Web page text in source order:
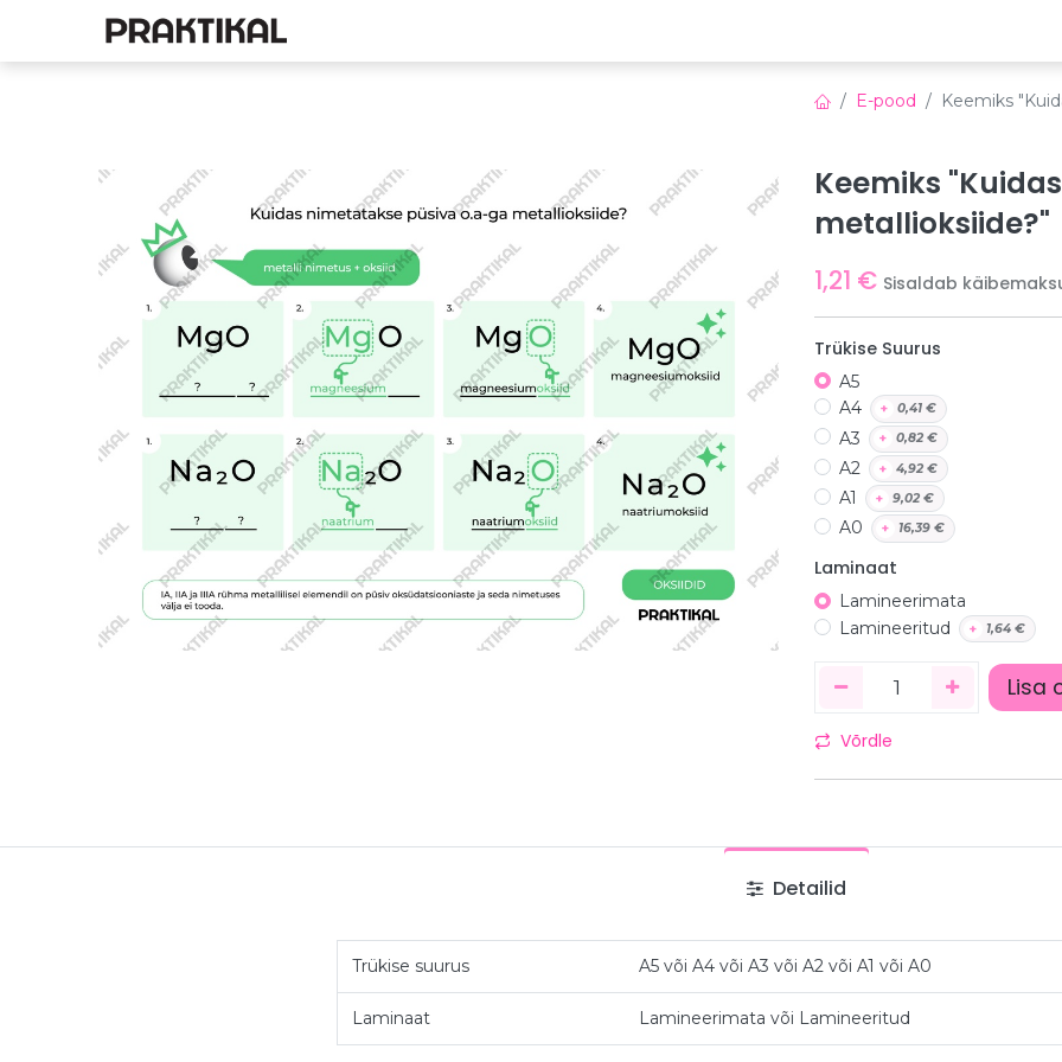
E-pood Keemiks
Keemiks
metallioksiide?"
1,21 € Sisaldab
Trükise Suurus
A5
A4
+ 0,41 €
A3 + 0,82 €
A2 + 4,92 €
A1 + 9,02 €
A0 + 16,39 €
Laminaat
Lamineerimata
Lamineeritud
+ 1,64 €
Lisa
Võrdle
Detailid
Trükise suurus A5 või A4 või A3 või A2 või A1 või A0
Laminaat Lamineerimata või Lamineeritud